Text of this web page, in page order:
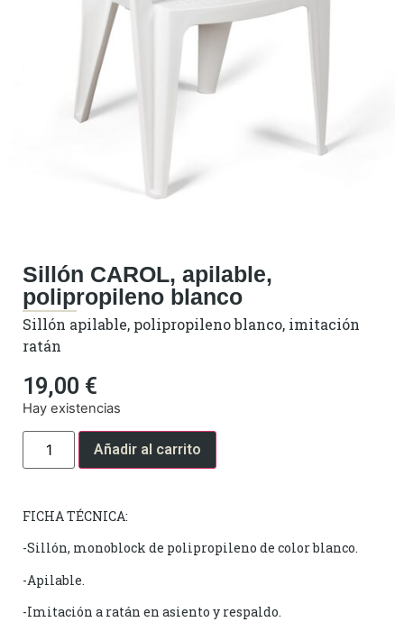
Sillón CAROL, apilable,
polipropileno blanco
Sillón apilable, polipropileno blanco, imitación
ratán
19,00 €
Hay existencias
Añadir al carrito
FICHA TÉCNICA:
-Sillón, monoblock de polipropileno de color blanco.
-Apilable.
-Imitación a ratán en asiento y respaldo.